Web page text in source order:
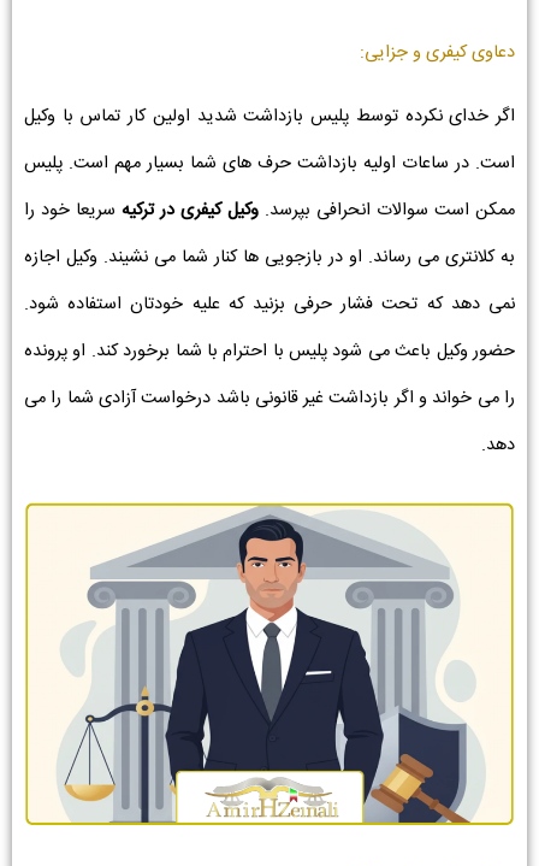
دعاوی کیفری و جزایی:
اگر خدای نکرده توسط پلیس بازداشت شدید اولین کار تماس با وکیل
است. در ساعات اولیه بازداشت حرف های شما بسیار مهم است. پلیس
ممکن است سوالات انحرافی بپرسد. وکیل کیفری در ترکیه سریعا خود را
به کلانتری می رساند. او در بازجویی ها کنار شما می نشیند. وکیل اجازه
نمی دهد که تحت فشار حرفی بزنید که علیه خودتان استفاده شود.
حضور وکیل باعث می شود پلیس با احترام با شما برخورد کند. او پرونده
را می خواند و اگر بازداشت غیر قانونی باشد درخواست آزادی شما را می
دهد.